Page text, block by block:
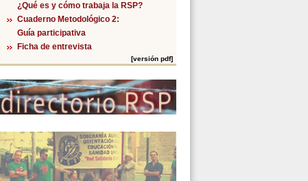
¿Qué es y cómo trabaja la RSP?
Cuaderno Metodológico 2:
Guía participativa
Ficha de entrevista
[versión pdf]